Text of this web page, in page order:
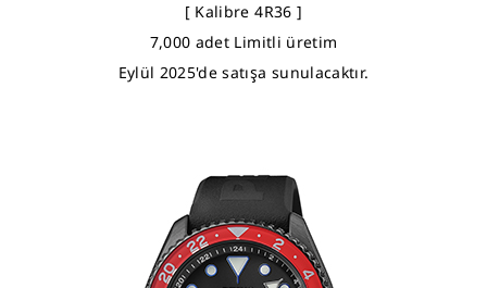
[ Kalibre 4R36 ]
7,000 adet Limitli üretim
Eylül 2025'de satışa sunulacaktır.